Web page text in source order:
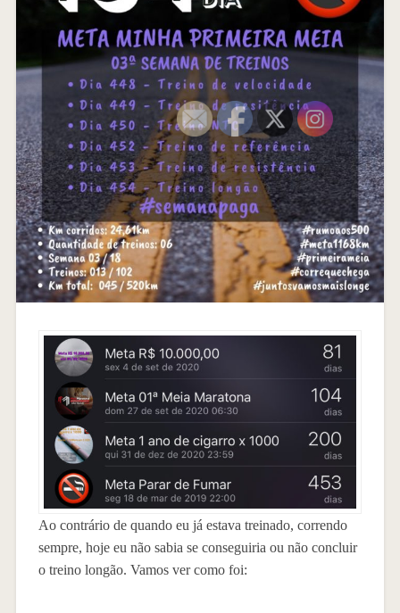
Ao contrário de quando eu já estava treinado, correndo
sempre, hoje eu não sabia se conseguiria ou não concluir
o treino longão. Vamos ver como foi: